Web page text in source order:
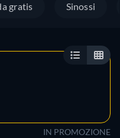
gratis Sinossi
IN PROMOZIONE